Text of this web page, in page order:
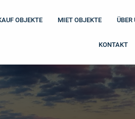
OBJEKTE MIET OBJEKTE ÜBER
KONTAKT